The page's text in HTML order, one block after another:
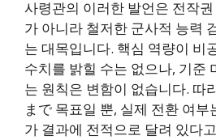
사령관의 이러한 발언은 전작
가 아니라 철저한 군사적 능력
는 대목입니다. 핵심 역량이 비
수치를 밝힐 수는 없으나, 기준
는 원칙은 변함이 없습니다. 따
まで 목표일 뿐, 실제 전환 여부
가 결과에 전적으로 달려 있다